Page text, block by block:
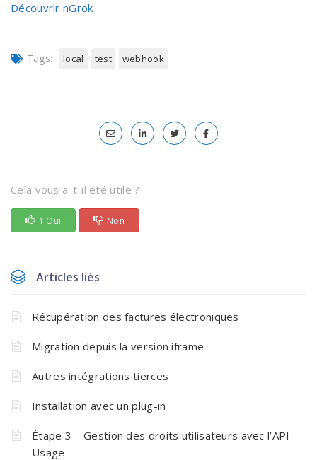
Découvrir nGrok
Tags: local test webhook
Cela vous a-t-il été utile ?
1 Oui Non
Articles liés
Récupération des factures électroniques
Migration depuis la version iframe
Autres intégrations tierces
Installation avec un plug-in
Étape 3 – Gestion des droits utilisateurs avec l’API
Usage